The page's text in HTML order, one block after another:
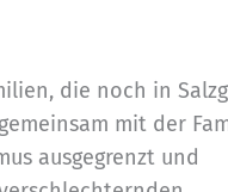
die noch in
mit der
ausgegrenzt und